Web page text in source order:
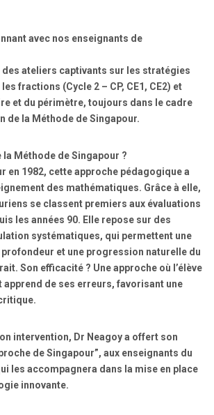
avec nos enseignants de
des ateliers captivants sur les stratégies
fractions (Cycle 2 – CP, CE1, CE2) et
et du périmètre, toujours dans le cadre
de la Méthode de Singapour.
la Méthode de Singapour ?
en 1982, cette approche pédagogique a
des mathématiques. Grâce à elle,
se classent premiers aux évaluations
les années 90. Elle repose sur des
systématiques, qui permettent une
et une progression naturelle du
Son efficacité ? Une approche où l’élève
apprend de ses erreurs, favorisant une
intervention, Dr Neagoy a offert son
de Singapour”, aux enseignants du
les accompagnera dans la mise en place
innovante.